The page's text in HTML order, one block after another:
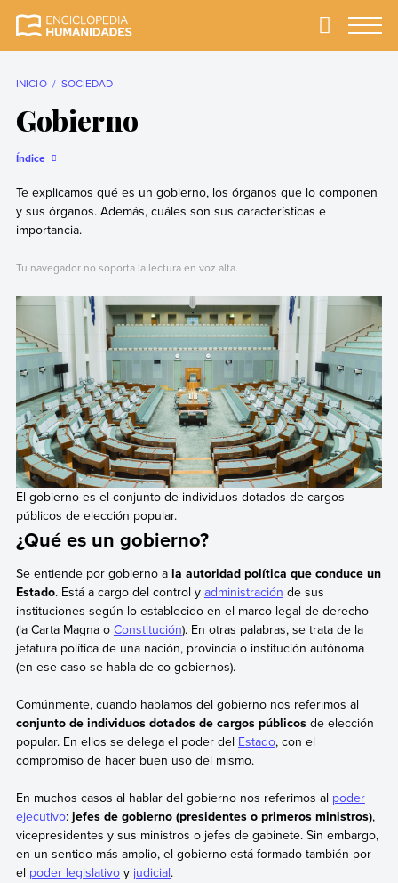
completa y más
Primary
INICIO SOCIEDAD
Gobierno
Índice
Te explicamos qué es un gobierno, los órganos que lo componen
y sus órganos. Además, cuáles son sus características e
importancia.
Tu navegador no soporta la lectura en voz alta.
El gobierno es el conjunto de individuos dotados de cargos
públicos de elección popular.
¿Qué es un gobierno?
Se entiende por gobierno ala autoridad política que conduce un
Estado. Está a cargo del control y administración de sus
instituciones según lo establecido en el marco legal de derecho
(la Carta Magna o Constitución). En otras palabras, se trata de la
jefatura política de una nación, provincia o institución autónoma
(en ese caso se habla de co-gobiernos).
Comúnmente, cuando hablamos del gobierno nos referimos al
conjunto de individuos dotados de cargos públicosde elección
popular. En ellos se delega el poder del Estado, con el
compromiso de hacer buen uso del mismo.
En muchos casos al hablar del gobierno nos referimos al poder
ejecutivo:jefes de gobierno (presidentes o primeros ministros),
vicepresidentes y sus ministros o jefes de gabinete. Sin embargo,
en un sentido más amplio, el gobierno está formado también por
el poder legislativoy judicial.